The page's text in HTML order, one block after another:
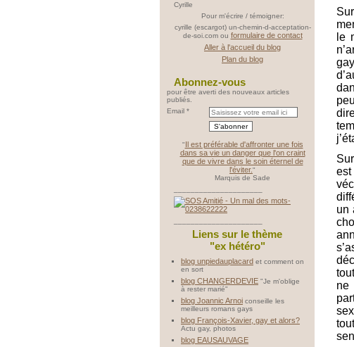
Cyrille
Pour m'écrire / témoigner:
cyrille (escargot) un-chemin-d-acceptation-
de-soi.com ou formulaire de contact
Aller à l'accueil du blog
Plan du blog
Abonnez-vous
pour être averti des nouveaux articles
publiés.
Email
"Il est préférable d'affronter une fois
dans sa vie un danger que l'on craint
que de vivre dans le soin éternel de
l'éviter."
Marquis de Sade
Liens sur le thème
"ex hétéro"
blog unpiedauplacard et comment on
en sort
blog CHANGERDEVIE "Je m'oblige
à rester marié"
blog Joannic Arnoi conseille les
meilleurs romans gays
blog François-Xavier, gay et alors?
Actu gay, photos
blog EAUSAUVAGE
le
un
ne